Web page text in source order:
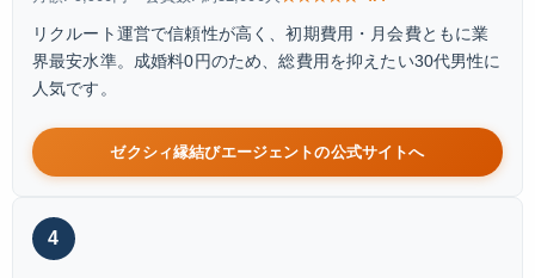
リクルート運営で信頼性が高く、初期費用・月会費ともに業
界最安水準。成婚料0円のため、総費用を抑えたい30代男性に
人気です。
ゼクシィ縁結びエージェントの公式サイトへ
4